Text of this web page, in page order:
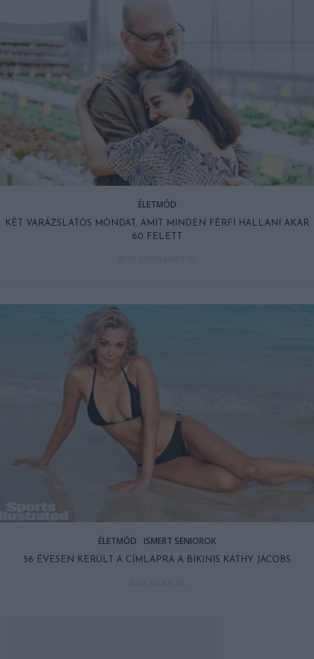
ÉLETMÓD
KÉT VARÁZSLATOS MONDAT, AMIT MINDEN FÉRFI HALLANI AKAR
60 FELETT
ÉLETMÓD ISMERT SENIOROK
56 ÉVESEN KERÜLT A CÍMLAPRA A BIKINIS KATHY JACOBS